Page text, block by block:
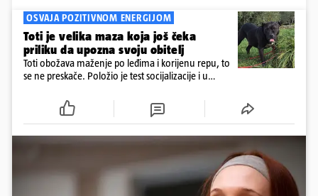
OSVAJA POZITIVNOM ENERGIJOM
Toti je velika maza koja još čeka
priliku da upozna svoju obitelj
Toti obožava maženje po leđima i korijenu repu, to
se ne preskače. Položio je test socijalizacije i u
cijepljen protiv virusnih zaraznih bolesti